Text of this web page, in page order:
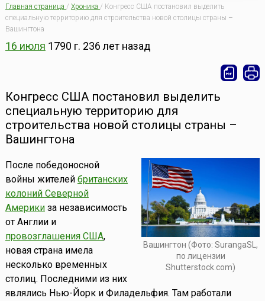
Главная страница / Хроника / Конгресс США постановил выделить
специальную территорию для строительства новой столицы страны –
Вашингтона
16 июля 1790 г. 236 лет назад
Конгресс США постановил выделить
специальную территорию для
строительства новой столицы страны –
Вашингтона
Вашингтон (Фото: SurangaSL,
по лицензии
Shutterstock.com)
После победоносной
войны жителей британских
колоний Северной
Америкиза независимость
от Англии и
провозглашения США,
новая страна имела
несколько временных
столиц. Последними из них
являлись Нью-Йорк и Филадельфия. Там работали